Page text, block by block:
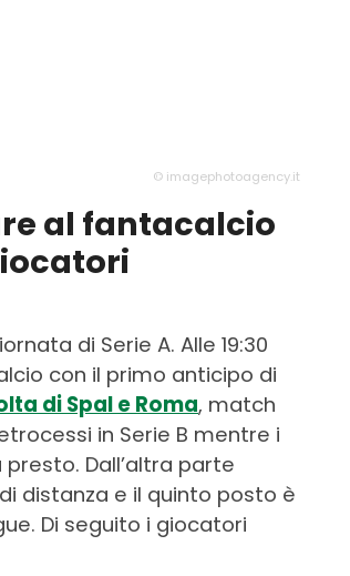
© imagephotoagency.it
al fantacalcio
di Serie A. Alle 19:30
con il primo anticipo di
di Spal e Roma, match
in Serie B mentre i
Dall’altra parte
distanza e il quinto posto è
Di seguito i giocatori